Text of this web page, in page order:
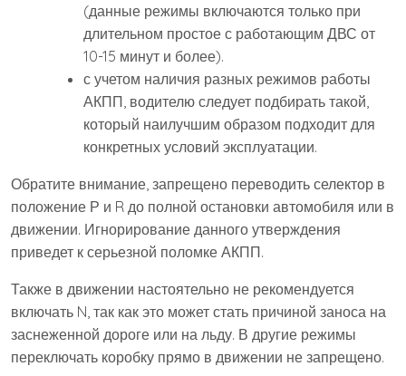
(данные режимы включаются только при
длительном простое с работающим ДВС от
10-15 минут и более).
с учетом наличия разных режимов работы
АКПП, водителю следует подбирать такой,
который наилучшим образом подходит для
конкретных условий эксплуатации.
Обратите внимание, запрещено переводить селектор в
положение Р и R до полной остановки автомобиля или в
движении. Игнорирование данного утверждения
приведет к серьезной поломке АКПП.
Также в движении настоятельно не рекомендуется
включать N, так как это может стать причиной заноса на
заснеженной дороге или на льду. В другие режимы
переключать коробку прямо в движении не запрещено.